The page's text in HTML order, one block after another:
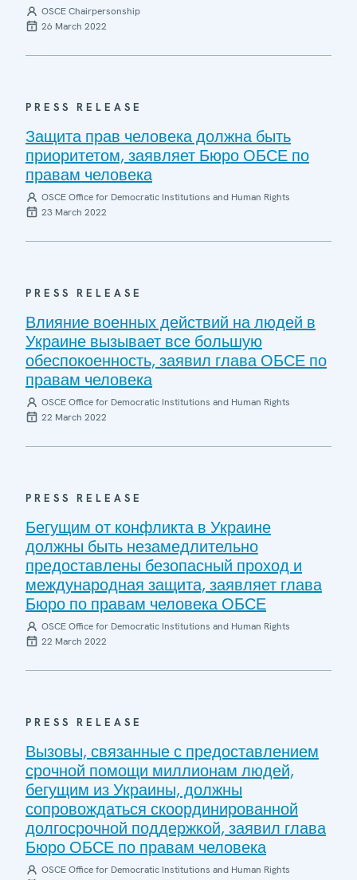
OSCE Chairpersonship
26 March 2022
PRESS RELEASE
Защита прав человека должна быть
приоритетом, заявляет Бюро ОБСЕ по
правам человека
OSCE Office for Democratic Institutions and Human Rights
23 March 2022
PRESS RELEASE
Влияние военных действий на людей в
Украине вызывает все большую
обеспокоенность, заявил глава ОБСЕ по
правам человека
OSCE Office for Democratic Institutions and Human Rights
22 March 2022
PRESS RELEASE
Бегущим от конфликта в Украине
должны быть незамедлительно
предоставлены безопасный проход и
международная защита, заявляет глава
Бюро по правам человека ОБСЕ
OSCE Office for Democratic Institutions and Human Rights
22 March 2022
PRESS RELEASE
Вызовы, связанные с предоставлением
срочной помощи миллионам людей,
бегущим из Украины, должны
сопровождаться скоординированной
долгосрочной поддержкой, заявил глава
Бюро ОБСЕ по правам человека
OSCE Office for Democratic Institutions and Human Rights